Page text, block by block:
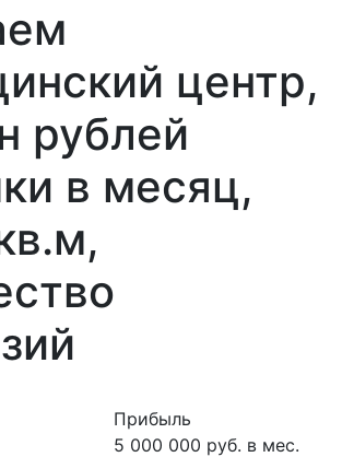
центр,
рублей
в месяц,
Прибыль
5 000 000 руб. в мес.